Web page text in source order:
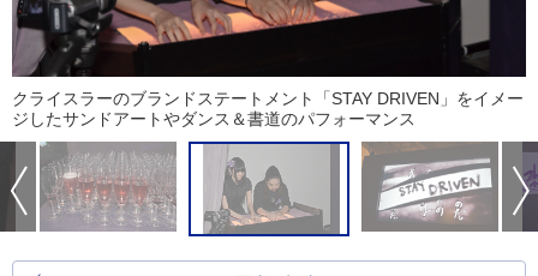
クライスラーのブランドステートメント「STAY DRIVEN」をイメー
ジしたサンドアートやダンス＆書道のパフォーマンス